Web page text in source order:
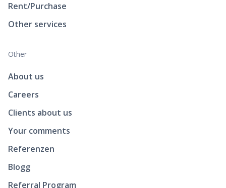
Rent/Purchase
Other services
Other
About us
Careers
Clients about us
Your comments
Referenzen
Blogg
Referral Program